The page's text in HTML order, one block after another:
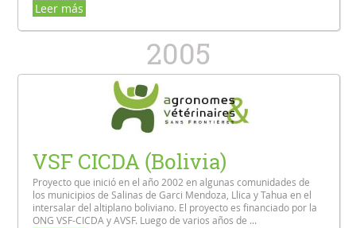
Leer más
2005
VSF CICDA (Bolivia)
Proyecto que inició en el año 2002 en algunas comunidades de
los municipios de Salinas de Garci Mendoza, Llica y Tahua en el
intersalar del altiplano boliviano. El proyecto es financiado por la
ONG VSF-CICDA y AVSF. Luego de varios años de ...